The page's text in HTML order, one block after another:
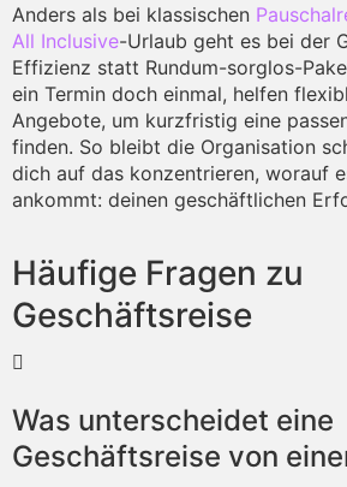
Anders als bei klassischen
All Inclusive-Urlaub geht es bei der
Effizienz statt Rundum-sorglos-
ein Termin doch einmal, helfen
Angebote, um kurzfristig eine
finden. So bleibt die Organisation
dich auf das konzentrieren, worauf
ankommt: deinen geschäftlichen
Häufige Fragen zu
Geschäftsreise
Was unterscheidet eine
Geschäftsreise von